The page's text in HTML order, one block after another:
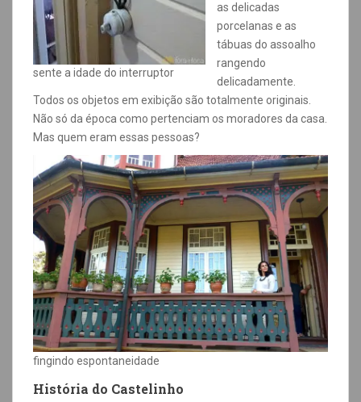
sente a idade do interruptor
as delicadas
porcelanas e as
tábuas do assoalho
rangendo
delicadamente.
Todos os objetos em exibição são totalmente originais.
Não só da época como pertenciam os moradores da casa.
Mas quem eram essas pessoas?
fingindo espontaneidade
História do Castelinho